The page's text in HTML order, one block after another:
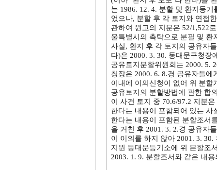
는 1986. 12. 4. 분할 및 환지등
었으나, 분할 후 각 토지와 연접
관하여 원고의 지분은 52/1,522
울특별시의 촉탁으로 분필 및 환
사실, 환지 후 각 토지의 공유자
다)은 2000. 3. 30. 동대문구청장
공유토지분할위원회는 2000. 5.
청장은 2000. 6. 8.경 공유자들
이내에 이의신청이 없어 위 분할
공유토지의 분할방법에 관한 합
이 사건 토지 중 70.6/97.2 지분
한다는 내용이 포함되어 있는 사
한다는 내용이 포함된 분할조서
을 거친 후 2001. 3. 2.경 공유자
이 이의를 하지 않아 2001. 3.
지원 동대문등기소에 위 분할조
2003. 1. 9. 분할조서와 같은 내